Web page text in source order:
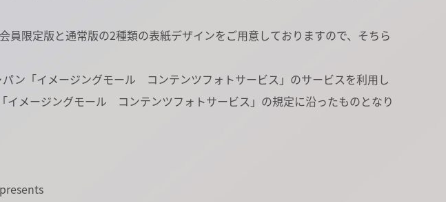
員限定版と通常版の2種類の表紙デザインをご用意しておりますので、そちら
ン「イメージングモール コンテンツフォトサービス」のサービスを利用し
イメージングモール コンテンツフォトサービス」の規定に沿ったものとなり